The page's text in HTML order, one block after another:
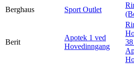
Berghaus
Sport Outlet
Berit
Apotek 1 ved
Hovedinngang